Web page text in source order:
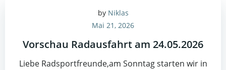
by Niklas
Mai 21, 2026
Vorschau Radausfahrt am 24.05.2026
Liebe Radsportfreunde,am Sonntag starten wir in